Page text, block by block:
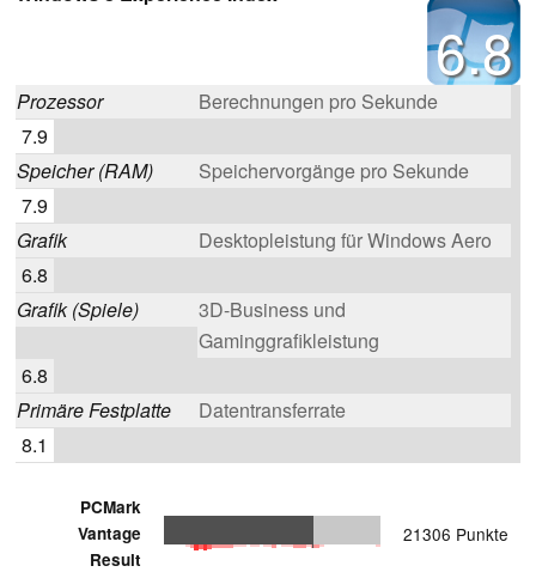
6.8
Prozessor
Berechnungen pro Sekunde
7.9
Speicher (RAM)
Speichervorgänge pro Sekunde
7.9
Grafik
Desktopleistung für Windows Aero
6.8
Grafik (Spiele)
3D-Business und
Gaminggrafikleistung
6.8
Primäre Festplatte
Datentransferrate
8.1
PCMark
Vantage
Result
21306 Punkte